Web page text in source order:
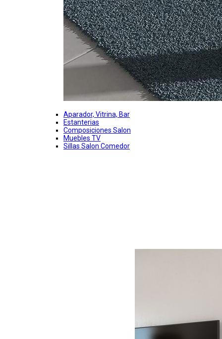
Aparador, Vitrina, Bar
Estanterias
Composiciones Salon
Muebles TV
Sillas Salon Comedor